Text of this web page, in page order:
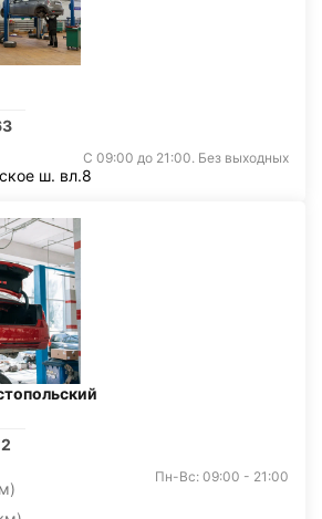
С 09:00 до 21:00. Без выходных
ш. вл.8
Пн-Вс: 09:00 - 21:00